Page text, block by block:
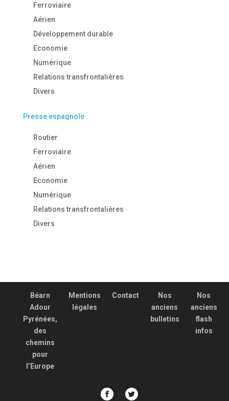
Ferroviaire
Aérien
Développement durable
Economie
Numérique
Relations transfrontalières
Divers
Presse espagnole
Routier
Ferroviaire
Aérien
Economie
Numérique
Relations transfrontalières
Divers
Béarn
Adour
Pyrénées,
des
chemins
pour
l’Europe
Mentions
légales
Contact
Nos
anciens
bulletins
Nos
anciens
flash
infos